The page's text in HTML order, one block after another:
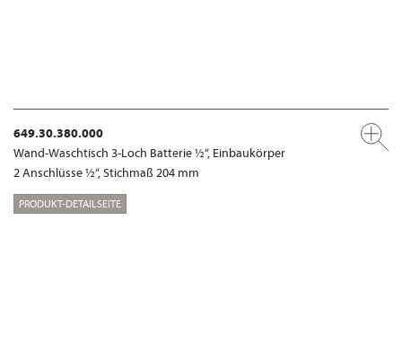
649.30.380.000
Wand-Waschtisch 3-Loch Batterie ½“, Einbaukörper
2 Anschlüsse ½“, Stichmaß 204 mm
PRODUKT-DETAILSEITE